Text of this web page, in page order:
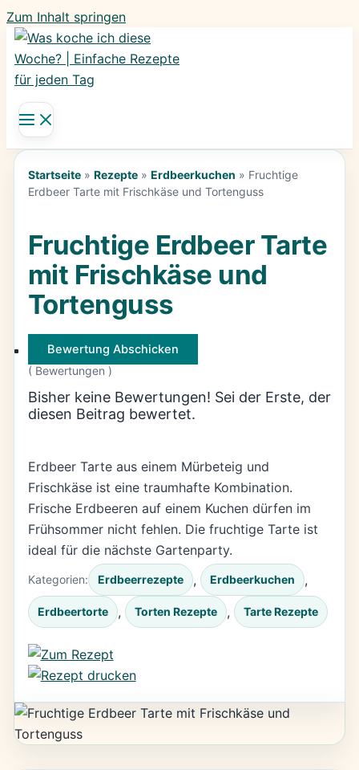
Zum Inhalt springen
Startseite» Rezepte» Erdbeerkuchen » Fruchtige
Erdbeer Tarte mit Frischkäse und Tortenguss
Fruchtige Erdbeer Tarte
mit Frischkäse und
Tortenguss
Bewertung Abschicken
( Bewertungen )
Bisher keine Bewertungen! Sei der Erste, der
diesen Beitrag bewertet.
Erdbeer Tarte aus einem Mürbeteig und
Frischkäse ist eine traumhafte Kombination.
Frische Erdbeeren auf einem Kuchen dürfen im
Frühsommer nicht fehlen. Die fruchtige Tarte ist
ideal für die nächste Gartenparty.
Kategorien: Erdbeerrezepte , Erdbeerkuchen ,
Erdbeertorte , Torten Rezepte , Tarte Rezepte